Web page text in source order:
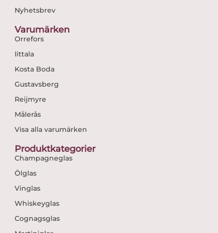
Nyhetsbrev
Varumärken
Orrefors
Iittala
Kosta Boda
Gustavsberg
Reijmyre
Målerås
Visa alla varumärken
Produktkategorier
Champagneglas
Ölglas
Vinglas
Whiskeyglas
Cognagsglas